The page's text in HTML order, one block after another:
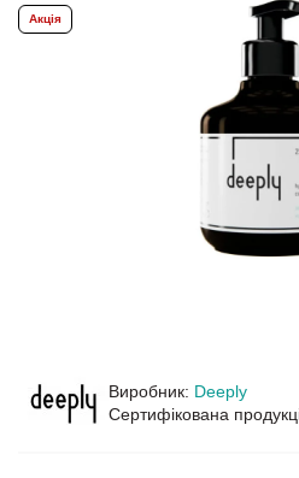
Акція
Виробник: Deeply
Сертифікована